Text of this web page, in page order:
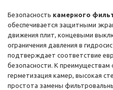
Безопасность камерного
обеспечивается защитными
движения плит, концевыми
ограничения давления в
подтверждает соответствие
безопасности. К преимуществам
герметизация камер, высокая
простота замены